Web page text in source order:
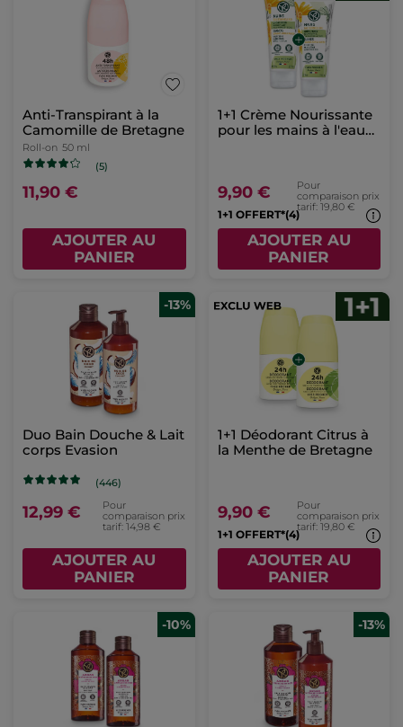
Anti-Transpirant à la
Camomille de Bretagne
Roll-on 50 ml
(5)
11,90 €
AJOUTER AU
PANIER
1+1 Crème Nourissante
pour les mains à l'eau
9,90 €
Pour
comparaison prix
tarif: 19,80 €
1+1 OFFERT*(4)
AJOUTER AU
PANIER
-13%
Duo Bain Douche & Lait
corps Evasion
(446)
12,99 €
Pour
comparaison prix
tarif: 14,98 €
AJOUTER AU
PANIER
1+1 Déodorant Citrus à
la Menthe de Bretagne
9,90 €
Pour
comparaison prix
tarif: 19,80 €
1+1 OFFERT*(4)
AJOUTER AU
PANIER
-10% -13%